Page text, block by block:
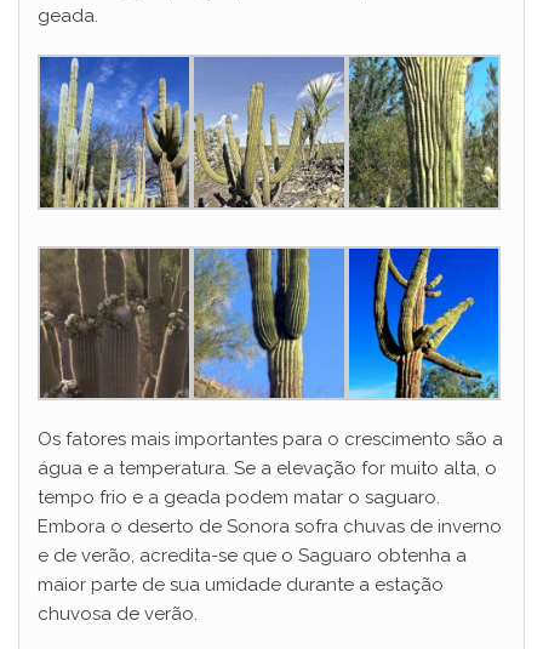
geada.
Os fatores mais importantes para o crescimento são a
água e a temperatura. Se a elevação for muito alta, o
tempo frio e a geada podem matar o saguaro.
Embora o deserto de Sonora sofra chuvas de inverno
e de verão, acredita-se que o Saguaro obtenha a
maior parte de sua umidade durante a estação
chuvosa de verão.